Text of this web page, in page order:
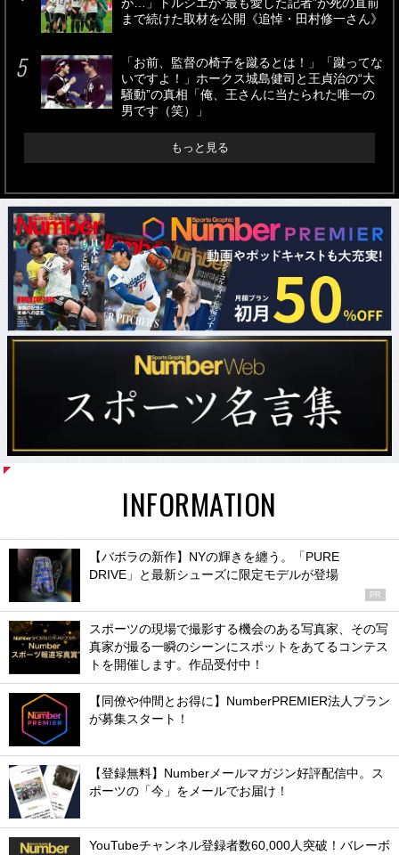
が…」トルシエが“最も愛した記者”が死の直前
まで続けた取材を公開《追悼・田村修一さん》
「お前、監督の椅子を蹴るとは！」「蹴ってな
いですよ！」ホークス城島健司と王貞治の“大
騒動”の真相「俺、王さんに当たられた唯一の
男です（笑）」
もっと見る
INFORMATION
【バボラの新作】NYの輝きを纏う。「PURE
DRIVE」と最新シューズに限定モデルが登場
PR
スポーツの現場で撮影する機会のある写真家、その写
真家が撮る一瞬のシーンにスポットをあてるコンテス
トを開催します。作品受付中！
【同僚や仲間とお得に】NumberPREMIER法人プラン
が募集スタート！
【登録無料】Numberメールマガジン好評配信中。ス
ポーツの「今」をメールでお届け！
YouTubeチャンネル登録者数60,000人突破！バレーボ